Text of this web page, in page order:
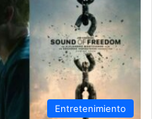
Entretenimiento